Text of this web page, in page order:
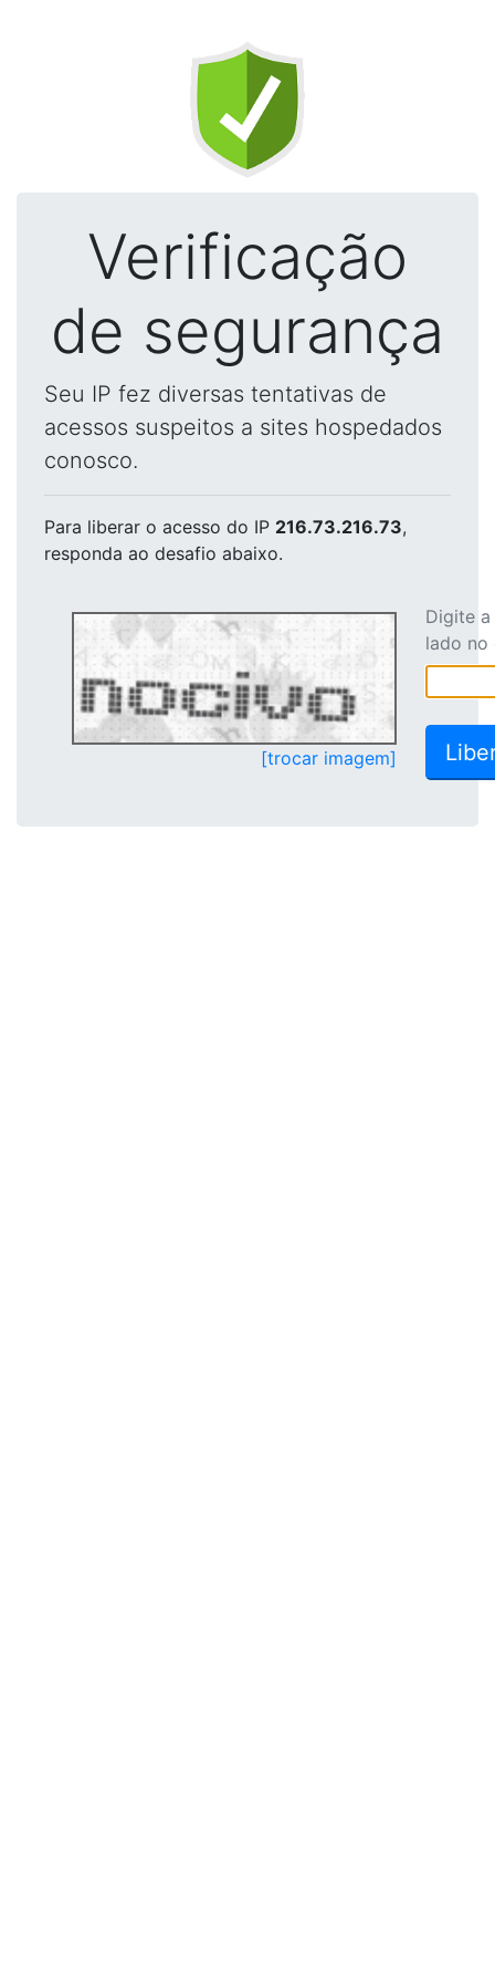
Verificação
de segurança
Seu IP fez diversas tentativas de
acessos suspeitos a sites hospedados
conosco.
Para liberar o acesso do IP 216.73.216.73,
responda ao desafio abaixo.
[trocar imagem]
Digite
lado no